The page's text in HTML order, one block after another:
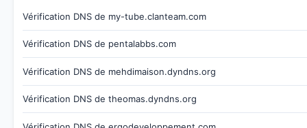
Vérification DNS de my-tube.clanteam.com
Vérification DNS de pentalabbs.com
Vérification DNS de mehdimaison.dyndns.org
Vérification DNS de theomas.dyndns.org